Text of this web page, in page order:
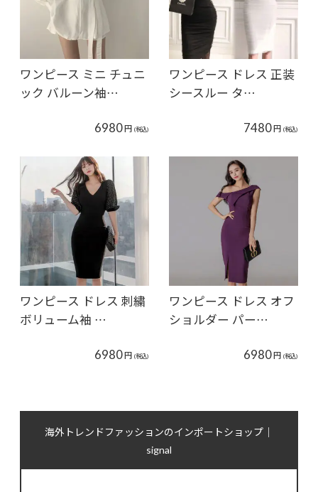
ワンピース ミニ チュニ
ック バルーン袖…
6980円 (税込)
ワンピース ドレス 正装
シースルー タ…
7480円 (税込)
ワンピース ドレス 刺繍
ボリューム袖 …
6980円 (税込)
ワンピース ドレス オフ
ショルダー パー…
6980円 (税込)
海外トレンドファッションのインポートショップ｜
signal